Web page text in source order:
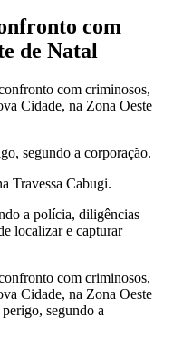
com
de Natal
com criminosos,
Cidade, na Zona Oeste
segundo a corporação.
Travessa Cabugi.
a polícia, diligências
localizar e capturar
com criminosos,
Cidade, na Zona Oeste
segundo a